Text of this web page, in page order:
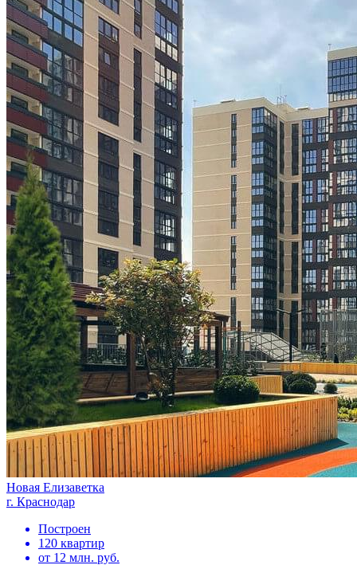
Новая Елизаветка
г. Краснодар
Построен
120 квартир
от 12 млн. руб.